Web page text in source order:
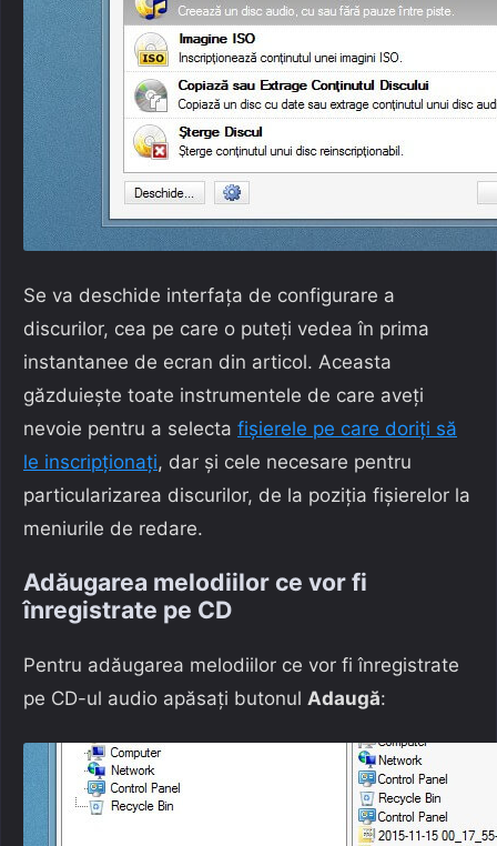
Se va deschide interfața de configurare a
discurilor, cea pe care o puteți vedea în prima
instantanee de ecran din articol. Aceasta
găzduiește toate instrumentele de care aveți
nevoie pentru a selecta fișierele pe care doriți să
le inscripționați, dar și cele necesare pentru
particularizarea discurilor, de la poziția fișierelor la
meniurile de redare.
Adăugarea melodiilor ce vor fi
înregistrate pe CD
Pentru adăugarea melodiilor ce vor fi înregistrate
pe CD-ul audio apăsați butonul Adaugă: